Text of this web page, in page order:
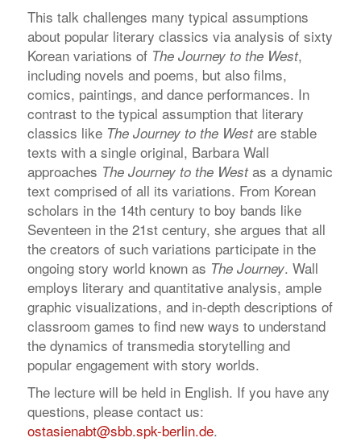
This talk challenges many typical assumptions
about popular literary classics via analysis of sixty
Korean variations of The Journey to the West,
including novels and poems, but also films,
comics, paintings, and dance performances. In
contrast to the typical assumption that literary
classics like The Journey to the Westare stable
texts with a single original, Barbara Wall
approaches The Journey to the Westas a dynamic
text comprised of all its variations. From Korean
scholars in the 14th century to boy bands like
Seventeen in the 21st century, she argues that all
the creators of such variations participate in the
ongoing story world known as The Journey. Wall
employs literary and quantitative analysis, ample
graphic visualizations, and in-depth descriptions of
classroom games to find new ways to understand
the dynamics of transmedia storytelling and
popular engagement with story worlds.
The lecture will be held in English. If you have any
questions, please contact us:
ostasienabt@sbb.spk-berlin.de.